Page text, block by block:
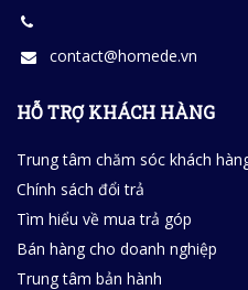
contact@homede.vn
HỖ TRỢ KHÁCH HÀNG
Trung tâm chăm sóc khách
Chính sách đổi trả
Tìm hiểu về mua trả góp
Bán hàng cho doanh nghiệp
Trung tâm bản hành